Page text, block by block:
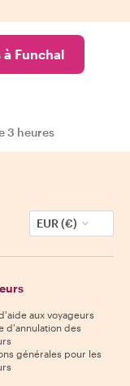
Funchal
3 heures
EUR (€)
aux voyageurs
d'annulation des
générales pour les